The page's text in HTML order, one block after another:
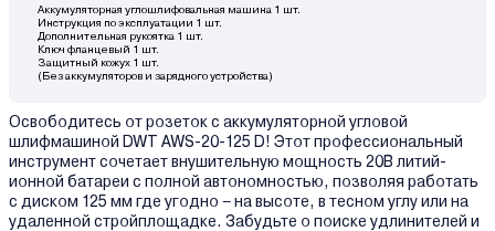
Аккумуляторная углошлифовальная машина 1 шт.
Инструкция по эксплуатации 1 шт.
Дополнительная рукоятка 1 шт.
Ключ фланцевый 1 шт.
Защитный кожух 1 шт.
(Без аккумуляторов и зарядного устройства)
Освободитесь от розеток с аккумуляторной угловой
шлифмашиной DWT AWS-20-125 D! Этот профессиональный
инструмент сочетает внушительную мощность 20В литий-
ионной батареи с полной автономностью, позволяя работать
с диском 125 мм где угодно – на высоте, в тесном углу или на
удаленной стройплощадке. Забудьте о поиске удлинителей и